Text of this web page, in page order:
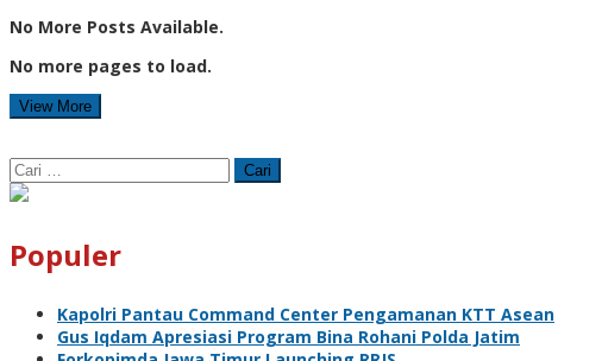
No More Posts Available.
No more pages to load.
View More
Cari
untuk:
Populer
Kapolri Pantau Command Center Pengamanan KTT Asean
Gus Iqdam Apresiasi Program Bina Rohani Polda Jatim